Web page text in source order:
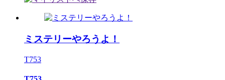
ミステリーやろうよ！
T753